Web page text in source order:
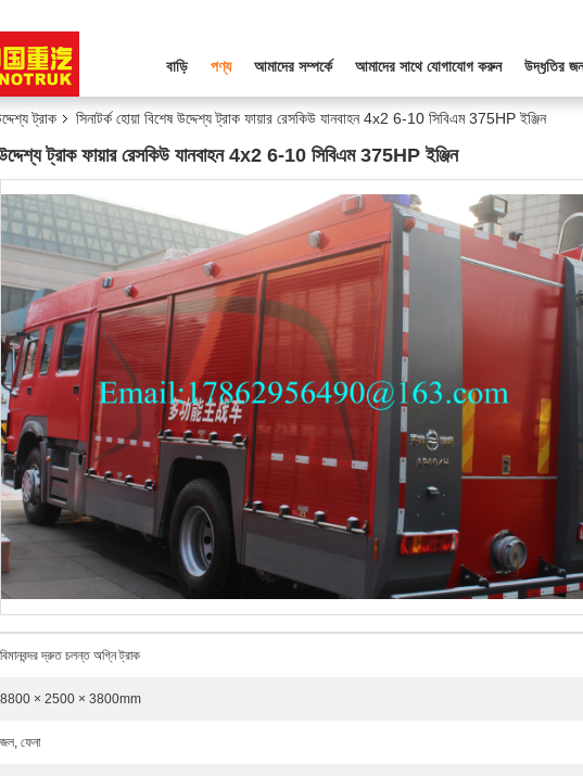
বাড়ি পণ্য আমাদের সম্পর্কে আমাদের সাথে যোগাযোগ করুন উদ্ধৃতির
ট্রাক সিনাটর্ক হোয়া বিশেষ উদ্দেশ্য ট্রাক ফায়ার রেসকিউ যানবাহন 4x2 6-10 সিবিএম 375HP ইঞ্জিন
উদ্দেশ্য ট্রাক ফায়ার রেসকিউ যানবাহন 4x2 6-10 সিবিএম 375HP ইঞ্জিন
বিমানবন্দর দ্রুত চলন্ত অগ্নি ট্রাক
8800 × 2500 × 3800mm
জল, ফেনা